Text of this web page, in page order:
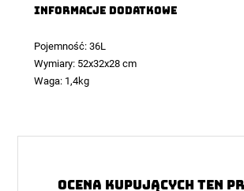
Informacje dodatkowe
Pojemność: 36L
Wymiary: 52x32x28 cm
Waga: 1,4kg
Ocena kupujących ten